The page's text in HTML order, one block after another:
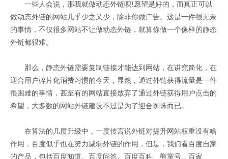
一些人会说，那我就做动态外链呗!愿望是好的，而真正可以
做动态外链的网站几乎少之又少，除非你做广告。这是一件很无奈
的事情，不仅很多网站不让做动态外链，就算你做一个像样的静态
外链都很难。
那么，静态外链需要复制链接才能达到网站，在讲究简化，在
迎合用户碎片化消费习惯的今天，显然，通过外链获得流量是一件
很困难的事情，甚至有的网站直接放弃了通过外链获得用户点击的
希望，大多数的网站外链建设不过是为了迎合蜘蛛而已。
在算法的几度升级中，一度传言说外链对提升网站权重没有啥
作用，百度似乎也在努力减弱外链的作用，但是，我们看百度自家
的产品，包括百度知道、百度问答、百度百科、熊掌号、百家